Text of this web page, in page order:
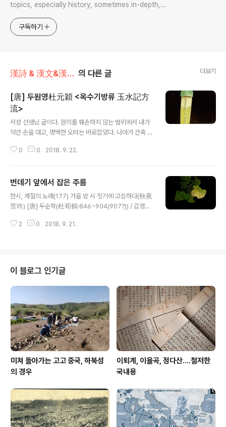
topics, especially history, sometimes in-depth,
approach will be to resist any common sense or
generalized viewpoint
구독하기
漢詩 & 漢文&漢文法 의 다른 글 더보기
[唐] 두원영杜元穎 <옥수기방류 玉水記方
流>
서성 선생님 글이다. 원의를 훼손하지 않는 범위에서 내가
약간 손을 대고, 명백한 오타는 바로잡았다. 나아가 간혹 내
33)은 경조京兆 두릉杜陵(서안시) 사람이다. 800년 진
도부에서 두 번 징초徵招받았다. 817년 좌습유에서 시작
해 태상박사, 우보궐을 거쳐 820년 중서사인에 올랐다. 8
21년 마침내 재상이 되었다가 823년 검남서천절도사로
적극적으로 진기한 물건을 색출하고, 심지어 군량까지 헐
0 0 2018. 9. 22.
번데기 앞에서 잡은 주름
한시, 계절의 노래(177) 가을 밤 시 짓기에 고심하다(秋夜
苦吟) [唐] 두순학(杜荀鶴·846~904(907?)) / 김영문
숲 바람 솔숲 비는모두 처연하구나 이 시각 누가 와서시 읊
자극하는 가을 경치가 펼쳐진다. 가을 경치는 시각, 청각,
후각 등 모든 감각을 동원해 시심을 자극한다. 한시를 읽어
보면 가을을 읊은 시가 가장 많고 가을 중에서도 가을 밤을
읊은 시가 가장 많다. 하지만 시가 말을 하듯 줄줄 흘러나오
면 얼마나 좋으랴? 우리 같은 범인(凡人)들에게만 시 짓기
가 어련운 것이 아니다. ..
2 0 2018. 9. 21.
이 블로그 인기글
미쳐 돌아가는 고고 중국, 하북성
의 경우
이퇴계, 이율곡, 정다산....철저한
국내용